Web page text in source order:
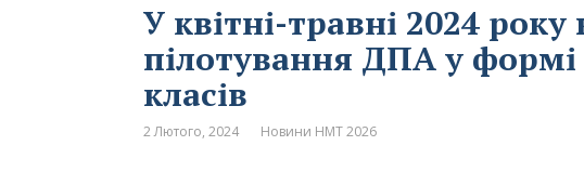
У квітні-травні 2024 року
пілотування ДПА у
класів
2 Лютого, 2024 Новини НМТ 2026